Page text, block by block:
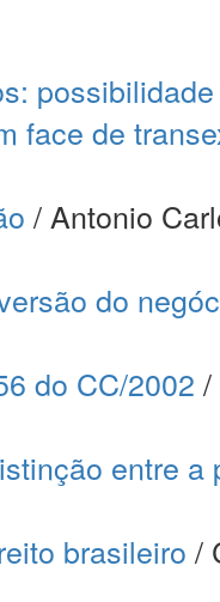
face de
/ Antonio
do
do CC/2002 /
entre
brasileiro /